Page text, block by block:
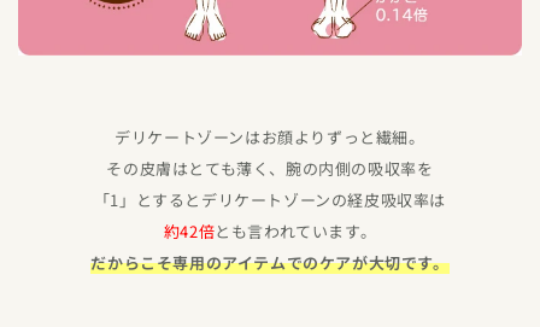
デリケートゾーンはお顔よりずっと繊細。
その皮膚はとても薄く、腕の内側の吸収率を
「1」とするとデリケートゾーンの経皮吸収率は
約42倍とも言われています。
だからこそ専用のアイテムでのケアが大切です。